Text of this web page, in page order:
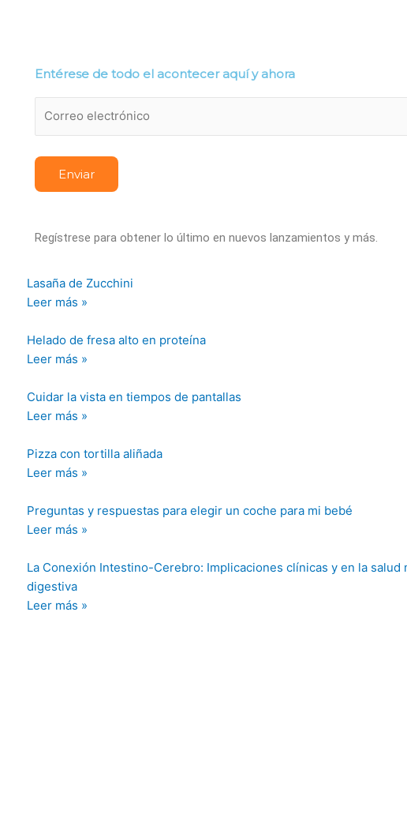
Entérese de todo el acontecer aquí y ahora
Regístrese para obtener lo último en nuevos lanzamientos y más.
Lasaña de Zucchini
Leer más »
Helado de fresa alto en proteína
Leer más »
Cuidar la vista en tiempos de pantallas
Leer más »
Pizza con tortilla aliñada
Leer más »
Preguntas y respuestas para elegir un coche para mi bebé
Leer más »
La Conexión Intestino-Cerebro: Implicaciones clínicas y en la salud
digestiva
Leer más »